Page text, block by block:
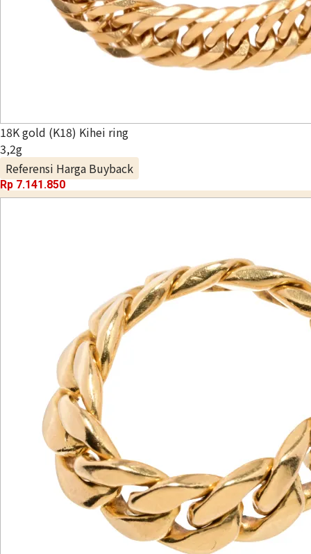
18K gold (K18) Kihei ring
3,2g
Referensi Harga Buyback
Rp 7.141.850